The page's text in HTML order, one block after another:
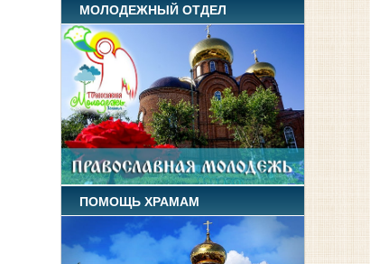
МОЛОДЕЖНЫЙ ОТДЕЛ
ПОМОЩЬ ХРАМАМ